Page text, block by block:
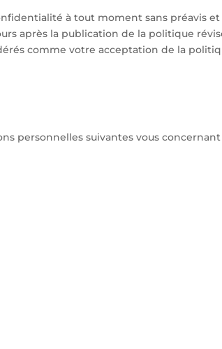
à tout moment sans préavis
après la publication de la politique
comme votre acceptation de la
personnelles suivantes vous concernant